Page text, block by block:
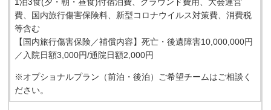
費、国内旅行傷害保険料、新型コロナウイルス対策費、消費税
等含む
【国内旅行傷害保険／補償内容】死亡・後遺障害10,000,000円
／入院日額3,000円/通院日額2,000円
※オプショナルプラン（前泊・後泊）ご希望チームはご相談く
ださい。